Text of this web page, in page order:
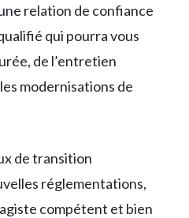
relation de confiance
qui pourra vous
de l’entretien
modernisations de
de transition
réglementations,
compétent et bien